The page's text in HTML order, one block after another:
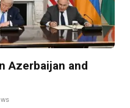
Azerbaijan and